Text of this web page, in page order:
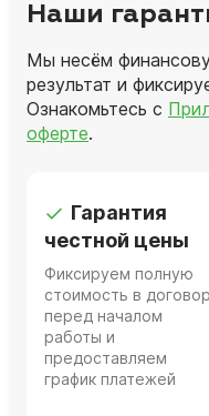
Наши
Мы несём
результат и
Ознакомьтесь с
оферте.
Гарантия
честной цены
Фиксируем полную
стоимость в
перед началом
работы и
предоставляем
график платежей